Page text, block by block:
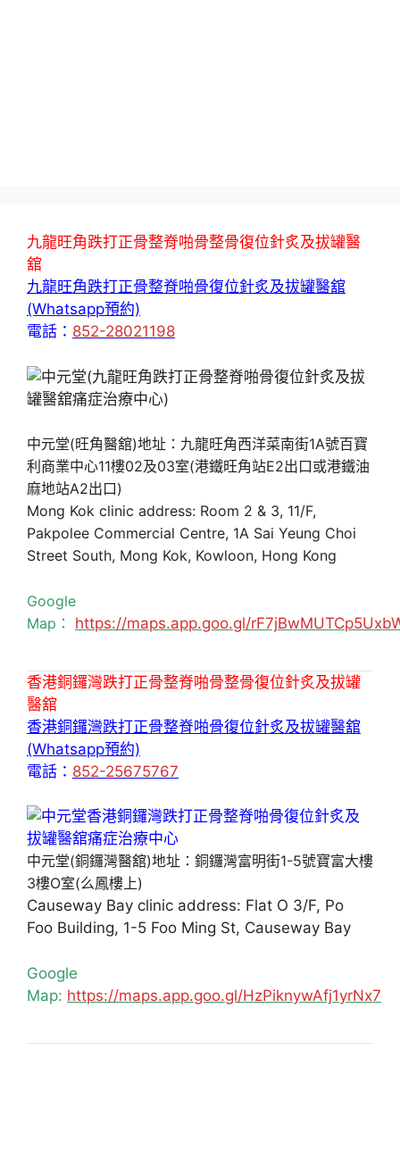
九龍旺角跌打正骨整脊啪骨整骨復位針炙及拔罐醫
舘
九龍旺角跌打正骨整脊啪骨復位針炙及拔罐醫舘
(Whatsapp預約)
電話： 852-28021198
中元堂(旺角醫舘)地址：九龍旺角西洋菜南街1A號百寶
利商業中心11樓02及03室(港鐵旺角站E2出口或港鐵油
麻地站A2出口)
Mong Kok clinic address: Room 2 & 3, 11/F,
Pakpolee Commercial Centre, 1A Sai Yeung Choi
Street South, Mong Kok, Kowloon, Hong Kong
Google
Map： https://maps.app.goo.gl/
香港銅鑼灣跌打正骨整脊啪骨整骨復位針炙及拔罐
醫舘
香港銅鑼灣跌打正骨整脊啪骨復位針炙及拔罐醫舘
(Whatsapp預約)
電話： 852-25675767
中元堂(銅鑼灣醫舘)地址：銅鑼灣富明街1-5號寶富大樓
3樓O室(么鳳樓上)
Causeway Bay clinic address: Flat O 3/F, Po
Foo Building, 1-5 Foo Ming St, Causeway Bay
Google
Map: https://maps.app.goo.gl/HzPiknywAfj1yrNx7